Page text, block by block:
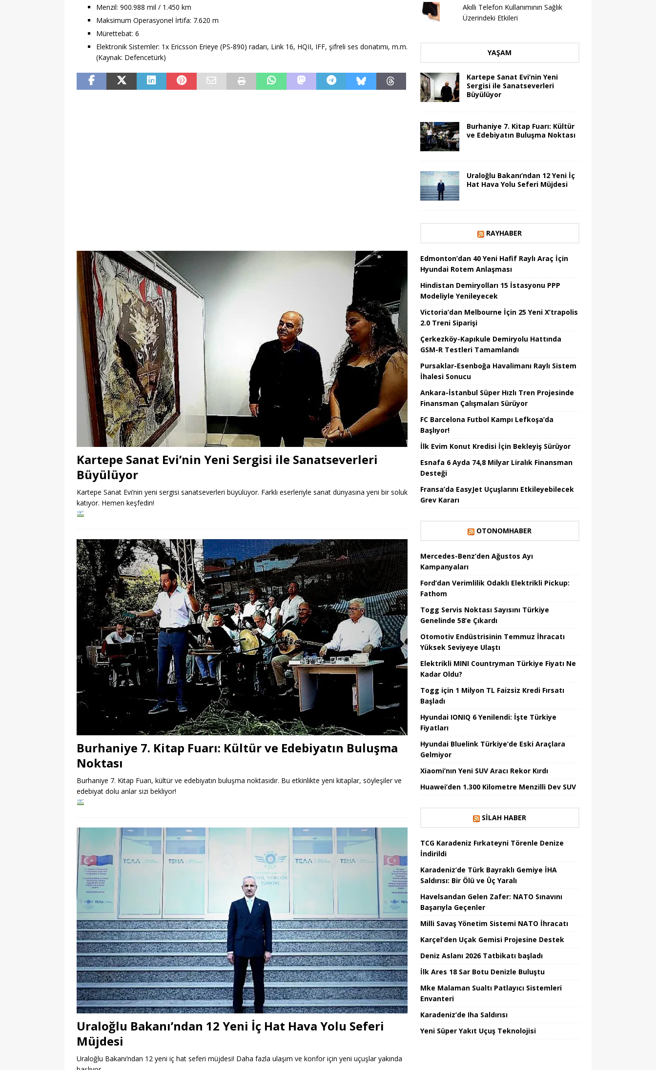
Menzil: 900.988 mil / 1.450 km
Maksimum Operasyonel İrtifa: 7.620 m
Mürettebat: 6
Elektronik Sistemler: 1x Ericsson Erieye (PS-890) radarı, Link 16, HQII, IFF, şifreli ses donatımı, m.m.
(Kaynak: Defencetürk)
Kartepe Sanat Evi’nin Yeni Sergisi ile Sanatseverleri
Büyülüyor
Kartepe Sanat Evi’nin yeni sergisi sanatseverleri büyülüyor. Farklı eserleriyle sanat dünyasına yeni bir soluk
katıyor. Hemen keşfedin!
Burhaniye 7. Kitap Fuarı: Kültür ve Edebiyatın Buluşma
Noktası
Burhaniye 7. Kitap Fuarı, kültür ve edebiyatın buluşma noktasıdır. Bu etkinlikte yeni kitaplar, söyleşiler ve
edebiyat dolu anlar sizi bekliyor!
Uraloğlu Bakanı’ndan 12 Yeni İç Hat Hava Yolu Seferi
Müjdesi
Uraloğlu Bakanı’ndan 12 yeni iç hat seferi müjdesi! Daha fazla ulaşım ve konfor için yeni uçuşlar yakında
Akıllı Telefon Kullanımının Sağlık
Üzerindeki Etkileri
YAŞAM
Kartepe Sanat Evi’nin Yeni
Sergisi ile Sanatseverleri
Büyülüyor
Burhaniye 7. Kitap Fuarı: Kültür
ve Edebiyatın Buluşma Noktası
Uraloğlu Bakanı’ndan 12 Yeni İç
Hat Hava Yolu Seferi Müjdesi
RAYHABER
Edmonton’dan 40 Yeni Hafif Raylı Araç İçin
Hyundai Rotem Anlaşması
Hindistan Demiryolları 15 İstasyonu PPP
Modeliyle Yenileyecek
Victoria’dan Melbourne İçin 25 Yeni X’trapolis
2.0 Treni Siparişi
Çerkezköy-Kapıkule Demiryolu Hattında
GSM-R Testleri Tamamlandı
Pursaklar-Esenboğa Havalimanı Raylı Sistem
İhalesi Sonucu
Ankara-İstanbul Süper Hızlı Tren Projesinde
Finansman Çalışmaları Sürüyor
FC Barcelona Futbol Kampı Lefkoşa’da
Başlıyor!
İlk Evim Konut Kredisi İçin Bekleyiş Sürüyor
Esnafa 6 Ayda 74,8 Milyar Liralık Finansman
Desteği
Fransa’da EasyJet Uçuşlarını Etkileyebilecek
Grev Kararı
OTONOMHABER
Mercedes-Benz’den Ağustos Ayı
Kampanyaları
Ford’dan Verimlilik Odaklı Elektrikli Pickup:
Fathom
Togg Servis Noktası Sayısını Türkiye
Genelinde 58’e Çıkardı
Otomotiv Endüstrisinin Temmuz İhracatı
Yüksek Seviyeye Ulaştı
Elektrikli MINI Countryman Türkiye Fiyatı Ne
Kadar Oldu?
Togg için 1 Milyon TL Faizsiz Kredi Fırsatı
Başladı
Hyundai IONIQ 6 Yenilendi: İşte Türkiye
Fiyatları
Hyundai Bluelink Türkiye’de Eski Araçlara
Gelmiyor
Xiaomi’nın Yeni SUV Aracı Rekor Kırdı
Huawei’den 1.300 Kilometre Menzilli Dev SUV
SILAH HABER
TCG Karadeniz Fırkateyni Törenle Denize
İndirildi
Karadeniz’de Türk Bayraklı Gemiye İHA
Saldırısı: Bir Ölü ve Üç Yaralı
Havelsandan Gelen Zafer: NATO Sınavını
Başarıyla Geçenler
Milli Savaş Yönetim Sistemi NATO İhracatı
Karçel’den Uçak Gemisi Projesine Destek
Deniz Aslanı 2026 Tatbikatı başladı
İlk Ares 18 Sar Botu Denizle Buluştu
Mke Malaman Sualtı Patlayıcı Sistemleri
Envanteri
Karadeniz’de Iha Saldırısı
Yeni Süper Yakıt Uçuş Teknolojisi